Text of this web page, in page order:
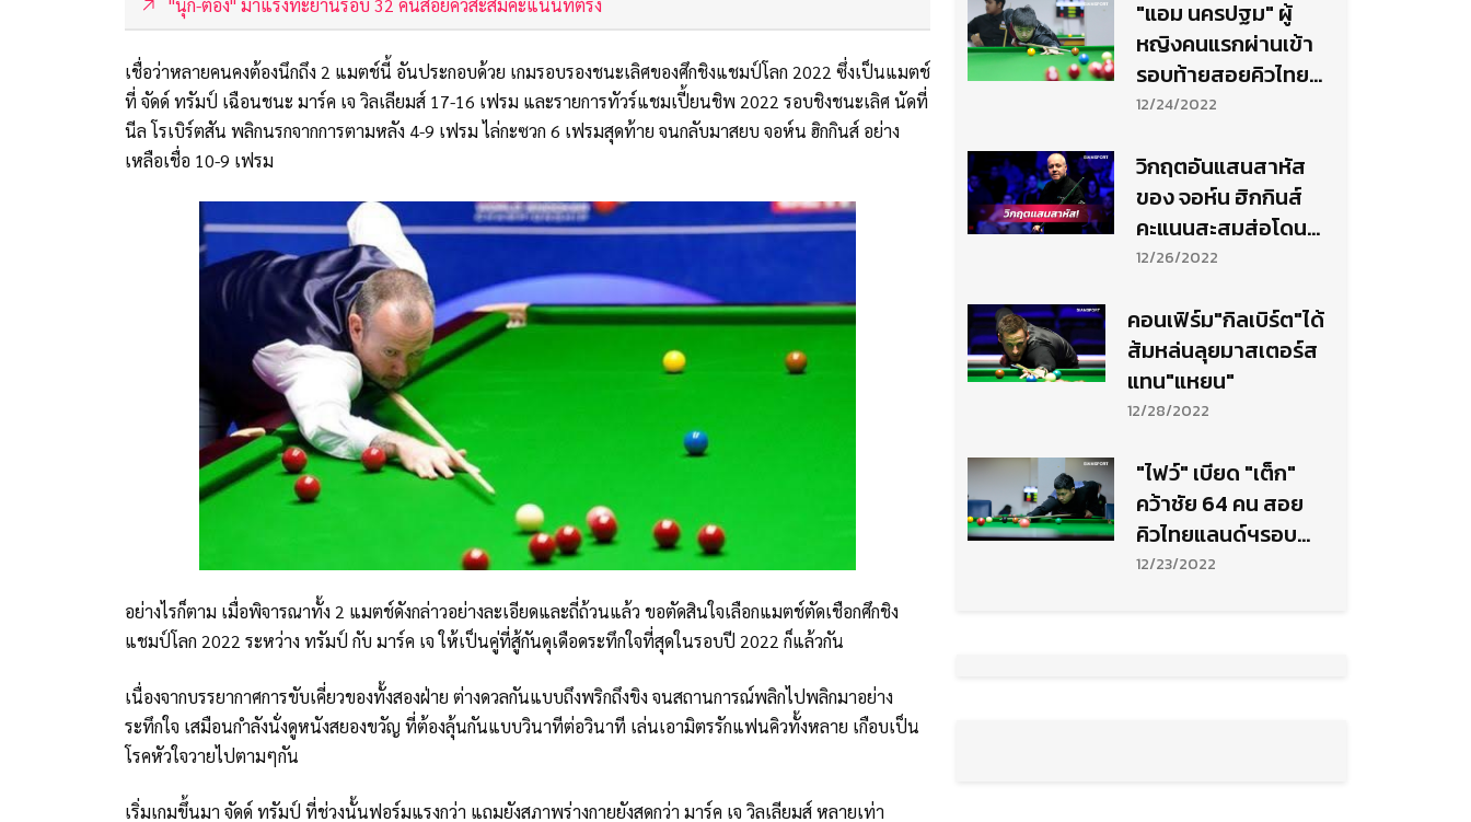
"นุ้ก-ต๋อง" มาแรงทะยานรอบ 32 คนสอยคิวสะสมคะแนนที่ตรัง
เชื่อว่าหลายคนคงต้องนึกถึง 2 แมตช์นี้ อันประกอบด้วย เกมรอบรองชนะเลิศของศึกชิงแชมป์โลก 2022 ซึ่งเป็นแมตช์
ที่ จัดด์ ทรัมป์ เฉือนชนะ มาร์ค เจ วิลเลียมส์ 17-16 เฟรม และรายการทัวร์แชมเปี้ยนชิพ 2022 รอบชิงชนะเลิศ นัดที่
นีล โรเบิร์ตสัน พลิกนรกจากการตามหลัง 4-9 เฟรม ไล่กะซวก 6 เฟรมสุดท้าย จนกลับมาสยบ จอห์น ฮิกกินส์ อย่าง
เหลือเชื่อ 10-9 เฟรม
อย่างไรก็ตาม เมื่อพิจารณาทั้ง 2 แมตช์ดังกล่าวอย่างละเอียดและถี่ถ้วนแล้ว ขอตัดสินใจเลือกแมตช์ตัดเชือกศึกชิง
แชมป์โลก 2022 ระหว่าง ทรัมป์ กับ มาร์ค เจ ให้เป็นคู่ที่สู้กันดุเดือดระทึกใจที่สุดในรอบปี 2022 ก็แล้วกัน
เนื่องจากบรรยากาศการขับเคี่ยวของทั้งสองฝ่าย ต่างดวลกันแบบถึงพริกถึงขิง จนสถานการณ์พลิกไปพลิกมาอย่าง
ระทึกใจ เสมือนกำลังนั่งดูหนังสยองขวัญ ที่ต้องลุ้นกันแบบวินาทีต่อวินาที เล่นเอามิตรรักแฟนคิวทั้งหลาย เกือบเป็น
โรคหัวใจวายไปตามๆกัน
เริ่มเกมขึ้นมา จัดด์ ทรัมป์ ที่ช่วงนั้นฟอร์มแรงกว่า แถมยังสภาพร่างกายยังสดกว่า มาร์ค เจ วิลเลียมส์ หลายเท่า
"แอม นครปฐม" ผู้
หญิงคนแรกผ่านเข้า
รอบท้ายสอยคิวไทย
แลนด์แรงกิ้ง
12/24/2022
วิกฤตอันแสนสาหัส
ของ จอห์น ฮิกกินส์
คะแนนสะสมส่อโดน
หักบานถึง 125,000
12/26/2022
คอนเฟิร์ม"กิลเบิร์ต"ได้
ส้มหล่นลุยมาสเตอร์ส
แทน"แหยน"
12/28/2022
"ไฟว์" เบียด "เต็ก"
คว้าชัย 64 คน สอย
คิวไทยแลนด์ฯรอบ
คัดรายการ 2
12/23/2022